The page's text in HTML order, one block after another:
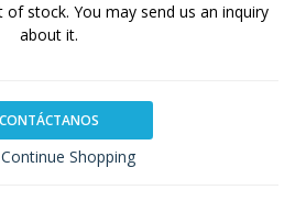
stock. You may send us an inquiry
about it.
CONTÁCTANOS
Shopping